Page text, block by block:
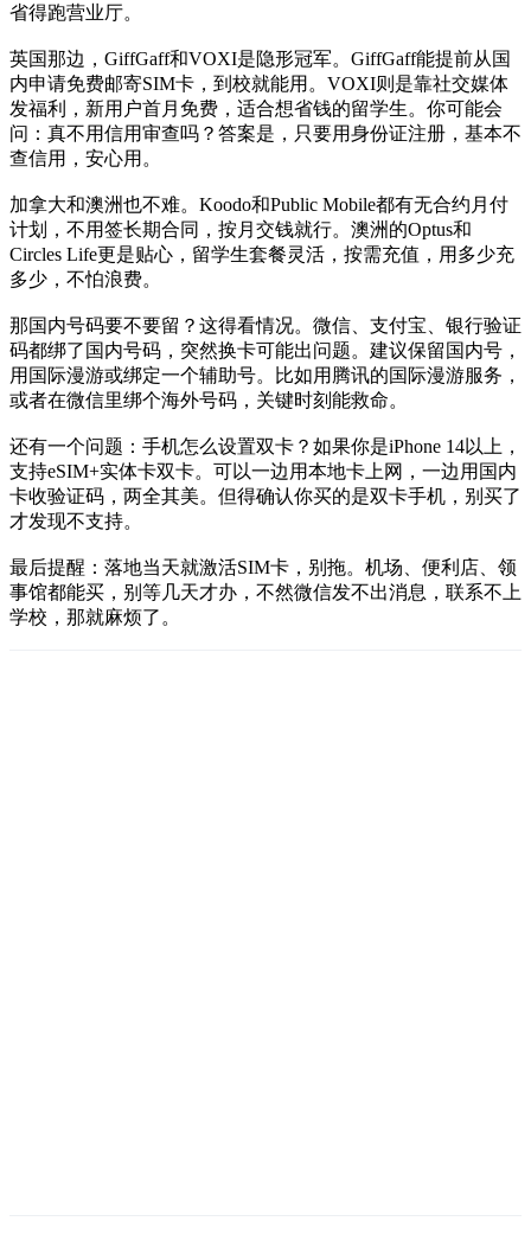
省得跑营业厅。
英国那边，GiffGaff和VOXI是隐形冠军。GiffGaff能提前从国
内申请免费邮寄SIM卡，到校就能用。VOXI则是靠社交媒体
发福利，新用户首月免费，适合想省钱的留学生。你可能会
问：真不用信用审查吗？答案是，只要用身份证注册，基本不
查信用，安心用。
加拿大和澳洲也不难。Koodo和Public Mobile都有无合约月付
计划，不用签长期合同，按月交钱就行。澳洲的Optus和
Circles Life更是贴心，留学生套餐灵活，按需充值，用多少充
多少，不怕浪费。
那国内号码要不要留？这得看情况。微信、支付宝、银行验证
码都绑了国内号码，突然换卡可能出问题。建议保留国内号，
用国际漫游或绑定一个辅助号。比如用腾讯的国际漫游服务，
或者在微信里绑个海外号码，关键时刻能救命。
还有一个问题：手机怎么设置双卡？如果你是iPhone 14以上，
支持eSIM+实体卡双卡。可以一边用本地卡上网，一边用国内
卡收验证码，两全其美。但得确认你买的是双卡手机，别买了
才发现不支持。
最后提醒：落地当天就激活SIM卡，别拖。机场、便利店、领
事馆都能买，别等几天才办，不然微信发不出消息，联系不上
学校，那就麻烦了。